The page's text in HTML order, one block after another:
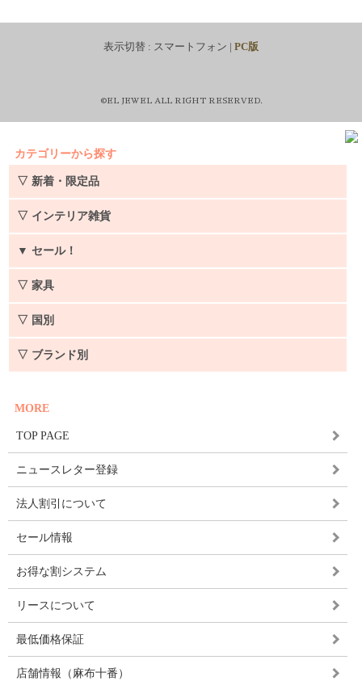
表示切替 : スマートフォン | PC版
©EL JEWEL ALL RIGHT RESERVED.
カテゴリーから探す
▽ 新着・限定品
▽ インテリア雑貨
▼ セール！
▽ 家具
▽ 国別
▽ ブランド別
MORE
TOP PAGE
ニュースレター登録
法人割引について
セール情報
お得な割システム
リースについて
最低価格保証
店舗情報（麻布十番）